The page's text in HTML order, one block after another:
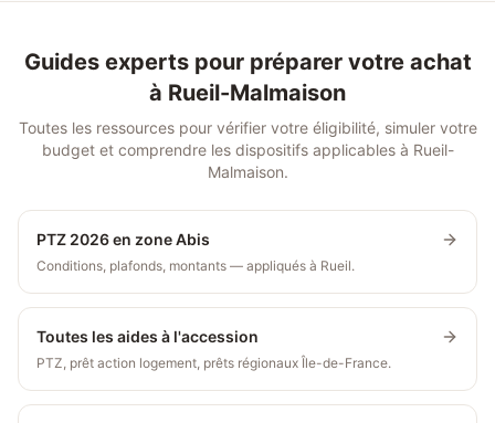
Guides experts pour préparer votre achat
à Rueil-Malmaison
Toutes les ressources pour vérifier votre éligibilité, simuler votre
budget et comprendre les dispositifs applicables à Rueil-
Malmaison.
PTZ 2026 en zone Abis
Conditions, plafonds, montants — appliqués à Rueil.
Toutes les aides à l'accession
PTZ, prêt action logement, prêts régionaux Île-de-France.